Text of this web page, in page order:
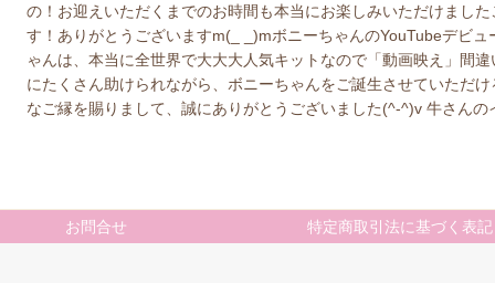
の！お迎えいただくまでのお時間も本当にお楽しみいただけまし
す！ありがとうございますm(_ _)mボニーちゃんのYouTubeデビ
ゃんは、本当に全世界で大大大人気キットなので「動画映え」間
にたくさん助けられながら、ボニーちゃんをご誕生させていた
なご縁を賜りまして、誠にありがとうございました(^-^)v 牛さん
お問合せ 特定商取引法に基づく表記